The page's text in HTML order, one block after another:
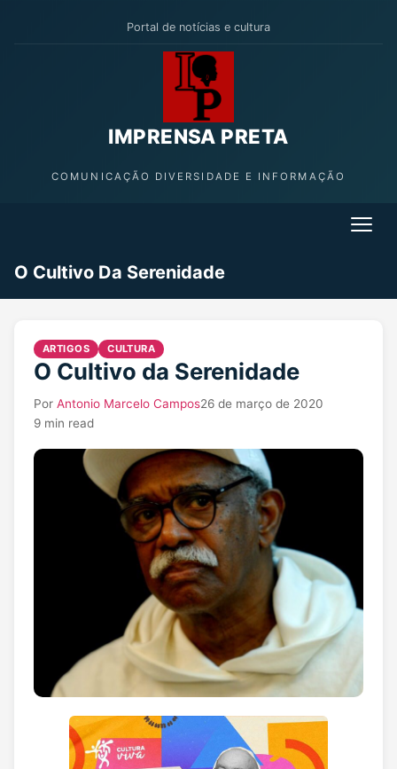
Portal de notícias e cultura
IMPRENSA PRETA
COMUNICAÇÃO DIVERSIDADE E INFORMAÇÃO
O Cultivo Da Serenidade
ARTIGOS CULTURA
O Cultivo da Serenidade
Por Antonio Marcelo Campos26 de março de 2020
9 min read